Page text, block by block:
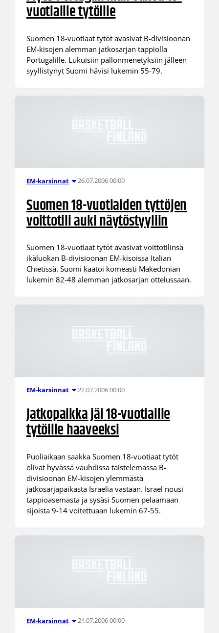
vuotiaille tytöille
Suomen 18-vuotiaat tytöt avasivat B-divisioonan
EM-kisojen alemman jatkosarjan tappiolla
Portugalille. Lukuisiin pallonmenetyksiin jälleen
syyllistynyt Suomi hävisi lukemin 55-79.
EM-karsinnat 26.07.2006 00:00
Suomen 18-vuotiaiden tyttöjen
voittotili auki näytöstyyliin
Suomen 18-vuotiaat tytöt avasivat voittotilinsä
ikäluokan B-divisioonan EM-kisoissa Italian
Chietissä. Suomi kaatoi komeasti Makedonian
lukemin 82-48 alemman jatkosarjan ottelussaan.
EM-karsinnat 22.07.2006 00:00
Jatkopaikka jäi 18-vuotiaille
tytöille haaveeksi
Puoliaikaan saakka Suomen 18-vuotiaat tytöt
olivat hyvässä vauhdissa taistelemassa B-
divisioonan EM-kisojen ylemmästä
jatkosarjapaikasta Israelia vastaan. Israel nousi
tappioasemasta ja sysäsi Suomen pelaamaan
sijoista 9-14 voitettuaan lukemin 67-55.
EM-karsinnat 21.07.2006 00:00